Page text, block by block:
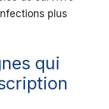
plus
qui